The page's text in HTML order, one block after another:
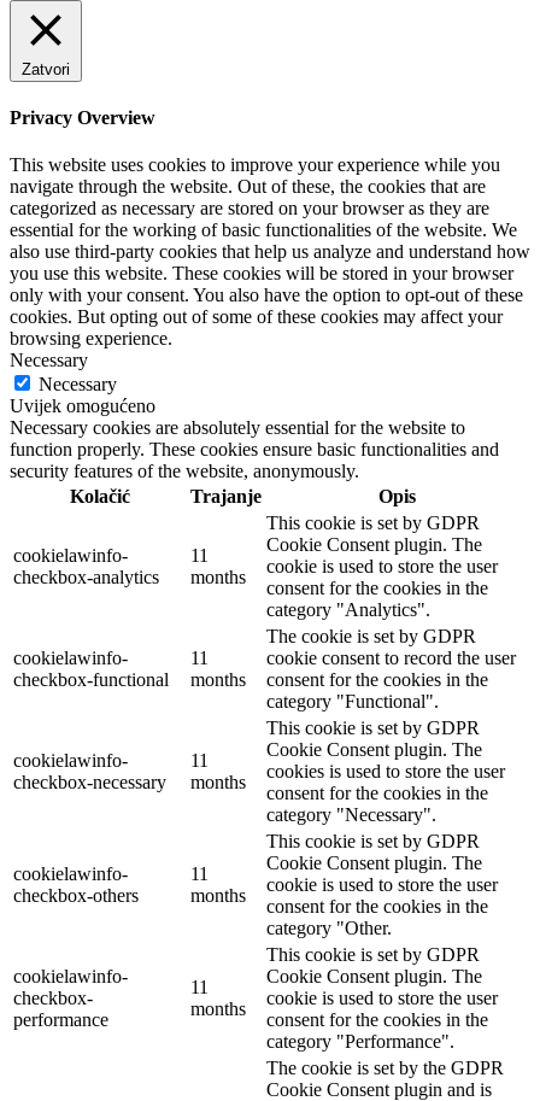
Zatvori
Privacy Overview
This website uses cookies to improve your experience while you
navigate through the website. Out of these, the cookies that are
categorized as necessary are stored on your browser as they are
essential for the working of basic functionalities of the website. We
also use third-party cookies that help us analyze and understand how
you use this website. These cookies will be stored in your browser
only with your consent. You also have the option to opt-out of these
cookies. But opting out of some of these cookies may affect your
browsing experience.
Necessary
Necessary
Uvijek omogućeno
Necessary cookies are absolutely essential for the website to
function properly. These cookies ensure basic functionalities and
security features of the website, anonymously.
Kolačić
Trajanje Opis
cookielawinfo-
checkbox-analytics
11
months
This cookie is set by GDPR
Cookie Consent plugin. The
cookie is used to store the user
consent for the cookies in the
category "Analytics".
cookielawinfo-
checkbox-functional
11
months
The cookie is set by GDPR
cookie consent to record the user
consent for the cookies in the
category "Functional".
cookielawinfo-
checkbox-necessary
11
months
This cookie is set by GDPR
Cookie Consent plugin. The
cookies is used to store the user
consent for the cookies in the
category "Necessary".
cookielawinfo-
checkbox-others
11
months
This cookie is set by GDPR
Cookie Consent plugin. The
cookie is used to store the user
consent for the cookies in the
category "Other.
cookielawinfo-
checkbox-
performance
11
months
This cookie is set by GDPR
Cookie Consent plugin. The
cookie is used to store the user
consent for the cookies in the
category "Performance".
The cookie is set by the GDPR
Cookie Consent plugin and is